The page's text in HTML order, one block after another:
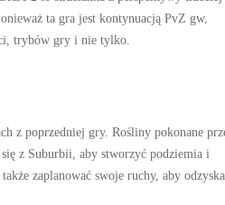
ta gra jest kontynuacją PvZ gw,
trybów gry i nie tylko.
z poprzedniej gry. Rośliny pokonane
z Suburbii, aby stworzyć podziemia i
zaplanować swoje ruchy, aby